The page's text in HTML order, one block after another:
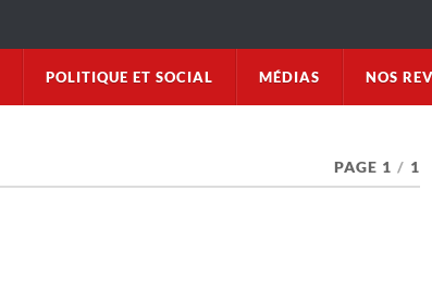
POLITIQUE ET SOCIAL MÉDIAS NOS
PAGE 1 / 1